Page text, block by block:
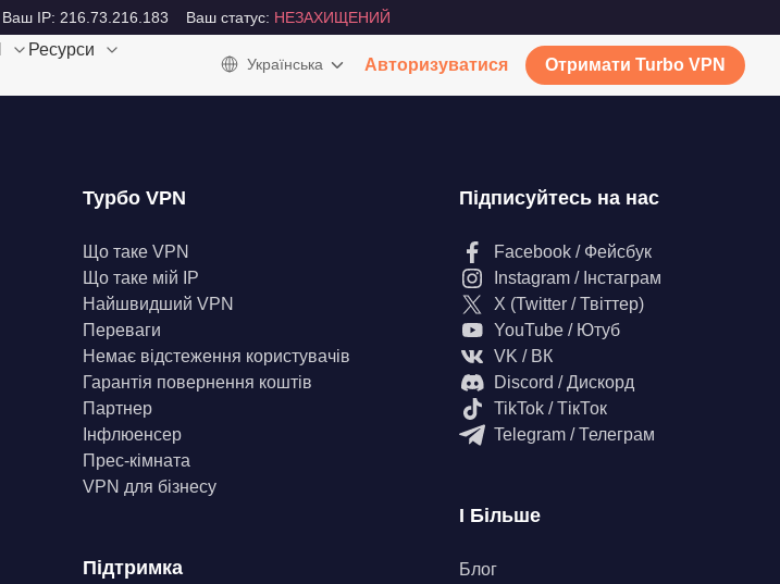
Ваш IP: 216.73.216.183 Ваш статус: НЕЗАХИЩЕНИЙ
Ресурси
Українська Авторизуватися Отримати Turbo VPN
Турбо VPN
Що таке VPN
Що таке мій IP
Найшвидший VPN
Переваги
Немає відстеження користувачів
Гарантія повернення коштів
Партнер
Інфлюенсер
Прес-кімната
VPN для бізнесу
Підтримка
Підписуйтесь на нас
Facebook / Фейсбук
Instagram / Інстаграм
X (Twitter / Твіттер)
YouTube / Ютуб
VK / ВК
Discord / Дискорд
TikTok / ТікТок
Telegram / Телеграм
І Більше
Блог